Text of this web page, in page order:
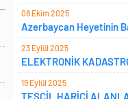
08 Ekim 2025
Azerbaycan Heyetinin
23 Eylül 2025
ELEKTRONİK
19 Eylül 2025
TESCİL HARİCİ